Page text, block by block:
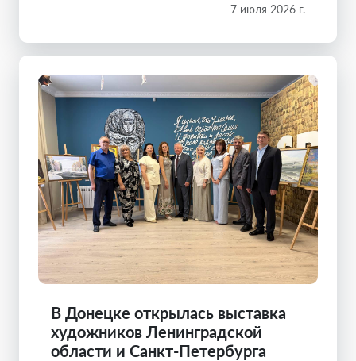
7 июля 2026 г.
В Донецке открылась выставка
художников Ленинградской
области и Санкт-Петербурга